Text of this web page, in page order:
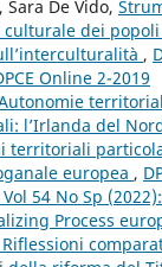
De Vido,
dei
,
Online 2-2019
l’Irlanda del
territoriali
europea ,
54 No Sp
Process
Riflessioni